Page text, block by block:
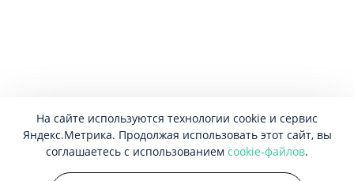
На сайте используются технологии cookie и сервис
Яндекс.Метрика. Продолжая использовать этот сайт, вы
соглашаетесь с использованием cookie-файлов.